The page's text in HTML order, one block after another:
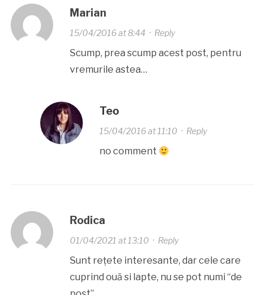
Marian
15/04/2016 at 8:44· Reply
Scump, prea scump acest post, pentru
vremurile astea…
Teo
15/04/2016 at 11:10 · Reply
no comment
Rodica
01/04/2021 at 13:10 · Reply
Sunt rețete interesante, dar cele care
cuprind ouă si lapte, nu se pot numi “de